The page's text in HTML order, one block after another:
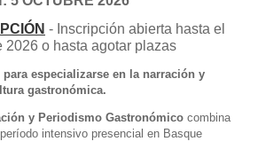
- Inscripción abierta hasta el
2026 o hasta agotar plazas
especializarse en la narración y
gastronómica.
y Periodismo Gastronómico combina
intensivo presencial en Basque